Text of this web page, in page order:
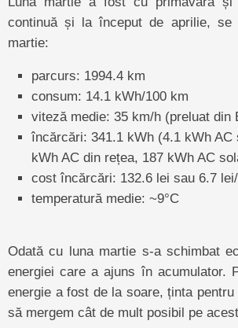
continuă și la început de aprilie, se
martie:
parcurs: 1994.4 km
consum: 14.1 kWh/100 km
viteză medie: 35 km/h (preluat din
încărcări: 341.1 kWh (4.1 kWh AC
kWh AC din rețea, 187 kWh AC
cost încărcări: 132.6 lei sau 6.7
temperatură medie: ~9°C
Odată cu luna martie s-a schimbat
energiei care a ajuns în acumulator.
energie a fost de la soare, ținta
să mergem cât de mult posibil pe